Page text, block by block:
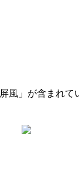
風」が含まれて